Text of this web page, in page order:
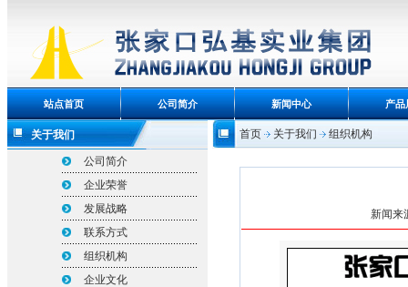
站点首页 公司简介 新闻中心 产品
关于我们
公司简介
企业荣誉
发展战略
联系方式
组织机构
企业文化
首页 关于我们 组织机构
新闻来